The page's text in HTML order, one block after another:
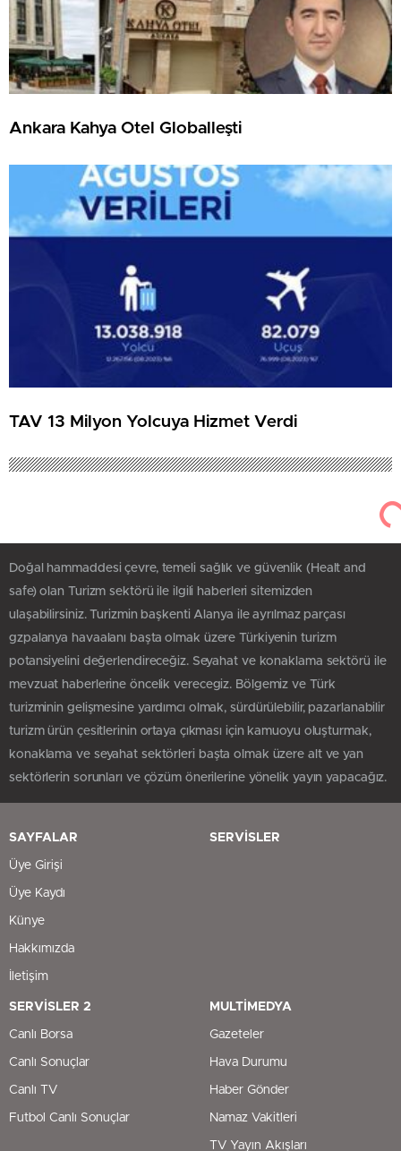
Ankara Kahya Otel Globalleşti
TAV 13 Milyon Yolcuya Hizmet Verdi
Doğal hammaddesi çevre, temeli sağlık ve güvenlik (Healt and
safe) olan Turizm sektörü ile ilgili haberleri sitemizden
ulaşabilirsiniz. Turizmin başkenti Alanya ile ayrılmaz parçası
gzpalanya havaalanı başta olmak üzere Türkiyenin turizm
potansiyelini değerlendireceğiz. Seyahat ve konaklama sektörü ile
mevzuat haberlerine öncelik verecegiz. Bölgemiz ve Türk
turizminin gelişmesine yardımcı olmak, sürdürülebilir, pazarlanabilir
turizm ürün çesitlerinin ortaya çıkması için kamuoyu oluşturmak,
konaklama ve seyahat sektörleri başta olmak üzere alt ve yan
sektörlerin sorunları ve çözüm önerilerine yönelik yayın yapacağız.
SAYFALAR
Üye Girişi
Üye Kaydı
Künye
Hakkımızda
İletişim
SERVİSLER
SERVİSLER 2
Canlı Borsa
Canlı Sonuçlar
Canlı TV
Futbol Canlı Sonuçlar
MULTİMEDYA
Gazeteler
Hava Durumu
Haber Gönder
Namaz Vakitleri
TV Yayın Akışları